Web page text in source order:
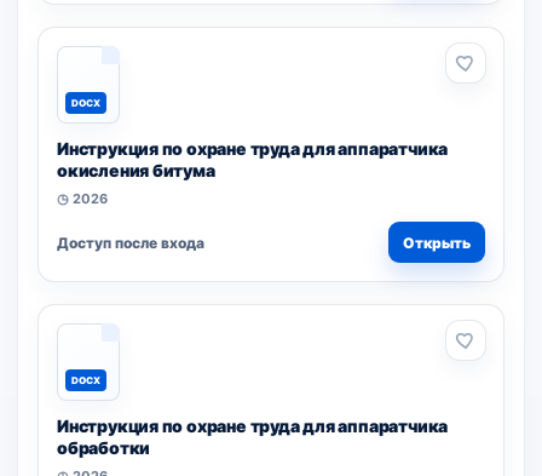
DOCX
Инструкция по охране труда для аппаратчика
окисления битума
◷ 2026
Доступ после входа Открыть
DOCX
Инструкция по охране труда для аппаратчика
обработки